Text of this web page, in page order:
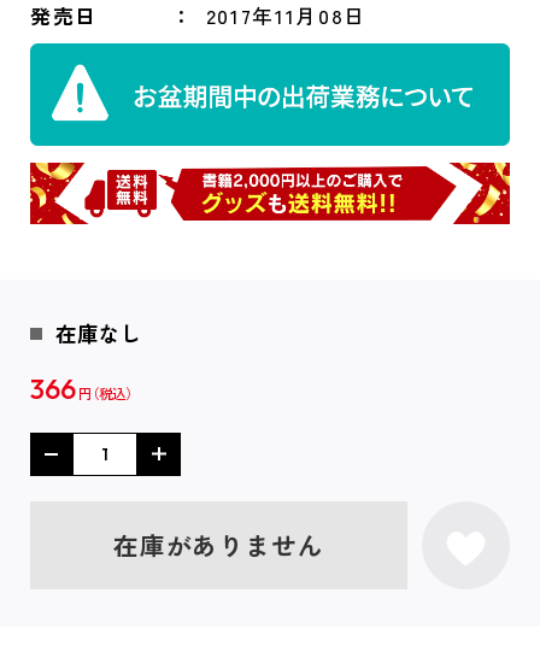
発売日 2017年11月08日
在庫なし
366 円
在庫がありません